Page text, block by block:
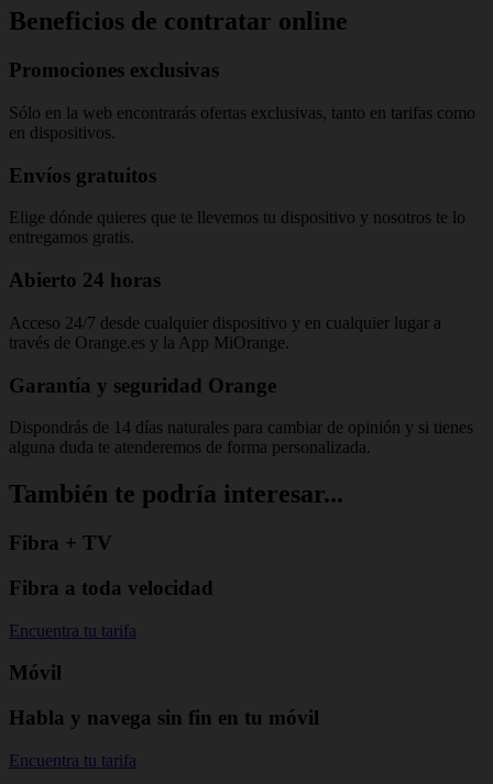
Beneficios de contratar online
Promociones exclusivas
Sólo en la web encontrarás ofertas exclusivas, tanto en tarifas como
en dispositivos.
Envíos gratuitos
Elige dónde quieres que te llevemos tu dispositivo y nosotros te lo
entregamos gratis.
Abierto 24 horas
Acceso 24/7 desde cualquier dispositivo y en cualquier lugar a
través de Orange.es y la App MiOrange.
Garantía y seguridad Orange
Dispondrás de 14 días naturales para cambiar de opinión y si tienes
alguna duda te atenderemos de forma personalizada.
También te podría interesar...
Fibra + TV
Fibra a toda velocidad
Encuentra tu tarifa
Móvil
Habla y navega sin fin en tu móvil
Encuentra tu tarifa